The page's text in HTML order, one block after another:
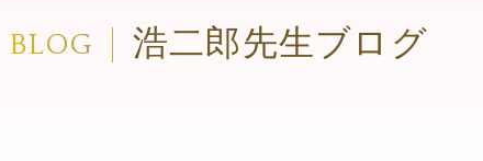
BLOG 浩二郎先生ブログ